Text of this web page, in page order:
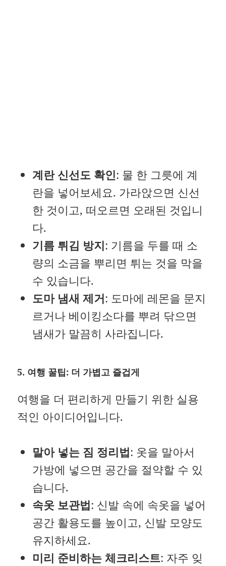
계란 신선도 확인: 물 한 그릇에 계
란을 넣어보세요. 가라앉으면 신선
한 것이고, 떠오르면 오래된 것입니
다.
기름 튀김 방지: 기름을 두를 때 소
량의 소금을 뿌리면 튀는 것을 막을
수 있습니다.
도마 냄새 제거: 도마에 레몬을 문지
르거나 베이킹소다를 뿌려 닦으면
냄새가 말끔히 사라집니다.
5. 여행 꿀팁: 더 가볍고 즐겁게
여행을 더 편리하게 만들기 위한 실용
적인 아이디어입니다.
말아 넣는 짐 정리법: 옷을 말아서
가방에 넣으면 공간을 절약할 수 있
습니다.
속옷 보관법: 신발 속에 속옷을 넣어
공간 활용도를 높이고, 신발 모양도
유지하세요.
미리 준비하는 체크리스트: 자주 잊